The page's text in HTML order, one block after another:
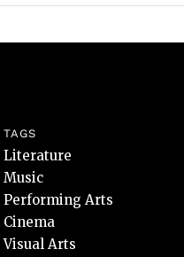
TAGS
Literature
Music
Performing Arts
Cinema
Visual Arts